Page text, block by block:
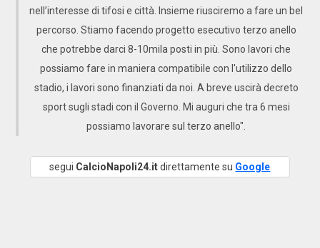
nell’interesse di tifosi e città. Insieme riusciremo a fare un bel
percorso. Stiamo facendo progetto esecutivo terzo anello
che potrebbe darci 8-10mila posti in più. Sono lavori che
possiamo fare in maniera compatibile con l'utilizzo dello
stadio, i lavori sono finanziati da noi. A breve uscirà decreto
sport sugli stadi con il Governo. Mi auguri che tra 6 mesi
possiamo lavorare sul terzo anello".
segui CalcioNapoli24.itdirettamente su Google